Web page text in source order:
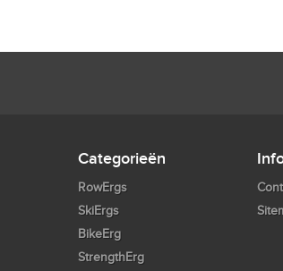
Categorieën
RowErgs
SkiErgs
BikeErg
StrengthErg